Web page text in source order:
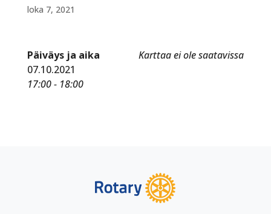
loka 7, 2021
Karttaa ei ole saatavissa
Päiväys ja aika
07.10.2021
17:00 - 18:00